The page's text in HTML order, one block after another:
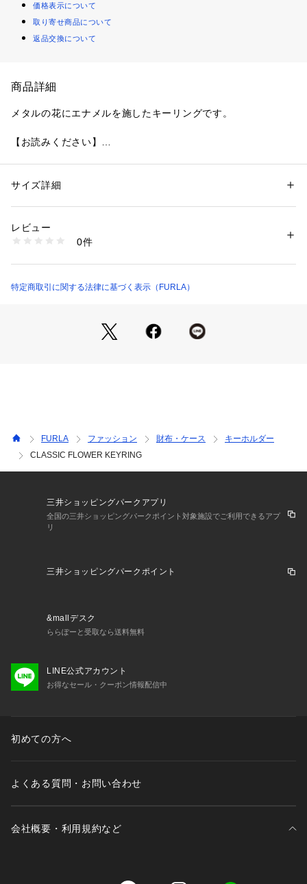
価格表示について
取り寄せ商品について
返品交換について
商品詳細
メタルの花にエナメルを施したキーリングです。
【お読みください】
・商品の特性上しわなどがみられる場合がございますのでご了
性別：レディース
素材：メタル + エナメル
商品番号：
WR00907MES000 （ショップ）
サイズ詳細
レビュー
0件
特定商取引に関する法律に基づく表示（FURLA）
FURLA ファッション 財布・ケース
キーホルダー
CLASSIC FLOWER KEYRING
三井ショッピングパークアプリ
全国の三井ショッピングパークポイント対象施設でご利用できるアプ
リ
三井ショッピングパークポイント
&mallデスク
ららぽーと受取なら送料無料
LINE公式アカウント
お得なセール・クーポン情報配信中
初めての方へ
よくある質問・お問い合わせ
会社概要・利用規約など